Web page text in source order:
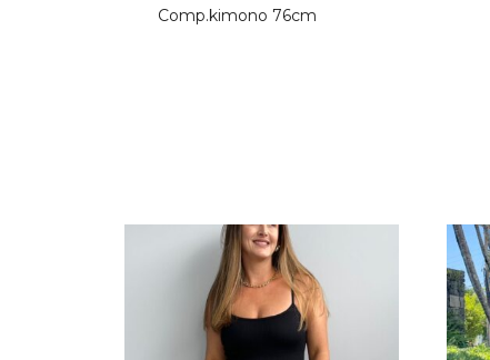
Comp.kimono 76cm